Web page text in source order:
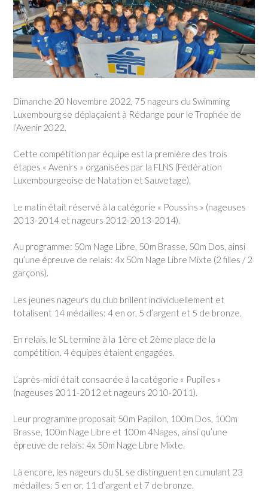
Dimanche 20 Novembre 2022, 75 nageurs du Swimming
Luxembourg se déplaçaient à Rédange pour le Trophée de
l’Avenir 2022.
Cette compétition par équipe est la première des trois
étapes « Avenirs » organisées par la FLNS (Fédération
Luxembourgeoise de Natation et Sauvetage).
Le matin était réservé à la catégorie « Poussins » (nageuses
2013-2014 et nageurs 2012-2013-2014).
Au programme: 50m Nage Libre, 50m Brasse, 50m Dos, ainsi
qu’une épreuve de relais: 4x 50m Nage Libre Mixte (2 filles / 2
garçons).
Les jeunes nageurs du club brillent individuellement et
totalisent 14 médailles: 4 en or, 5 d’argent et 5 de bronze.
En relais, le SL termine à la 1ère et 2ème place de la
compétition. 4 équipes étaient engagées.
L’après-midi était consacrée à la catégorie « Pupilles »
(nageuses 2011-2012 et nageurs 2010-2011).
Leur programme proposait 50m Papillon, 100m Dos, 100m
Brasse, 100m Nage Libre et 100m 4Nages, ainsi qu’une
épreuve de relais: 4x 50m Nage Libre Mixte.
Là encore, les nageurs du SL se distinguent en cumulant 23
médailles: 5 en or, 11 d’argent et 7 de bronze.